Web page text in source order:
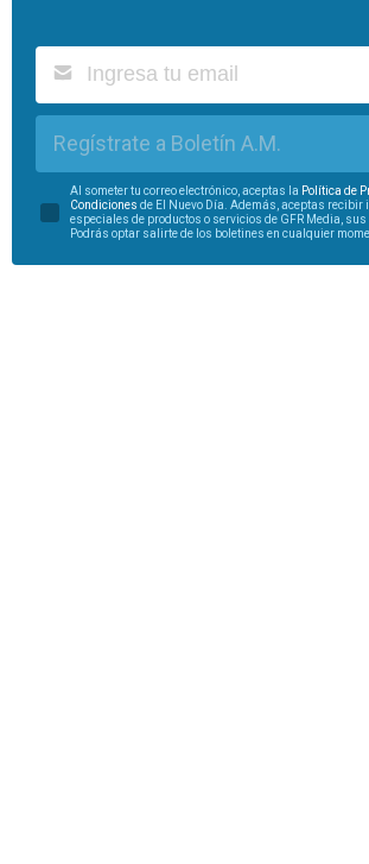
Regístrate a Boletín A.M.
Al someter tu correo electrónico, aceptas la Política de
Condiciones de El Nuevo Día. Además, aceptas recibir
especiales de productos o servicios de GFR Media, sus
Podrás optar salirte de los boletines en cualquier